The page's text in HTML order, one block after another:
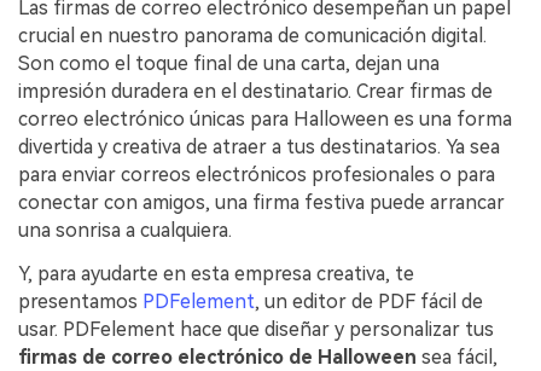
Censurar PDF Nuevo
PDF OCR
Extraer datos de PDF
Proteger PDF
Compartir PDF
Educación
Servicio de TI
Reseñas
Historias de clientes
Comparación de software
Usar mejor PDFelement
¿Qué hay de nuevo?
Especificaciones técnicas
Soporte de contacto
Guía del usuario
Las firmas de correo electrónico desempeñan un papel
crucial en nuestro panorama de comunicación digital.
Son como el toque final de una carta, dejan una
impresión duradera en el destinatario. Crear firmas de
correo electrónico únicas para Halloween es una forma
divertida y creativa de atraer a tus destinatarios. Ya sea
para enviar correos electrónicos profesionales o para
conectar con amigos, una firma festiva puede arrancar
una sonrisa a cualquiera.
Y, para ayudarte en esta empresa creativa, te
presentamos PDFelement, un editor de PDF fácil de
usar. PDFelement hace que diseñar y personalizar tus
firmas de correo electrónico de Halloween sea fácil,